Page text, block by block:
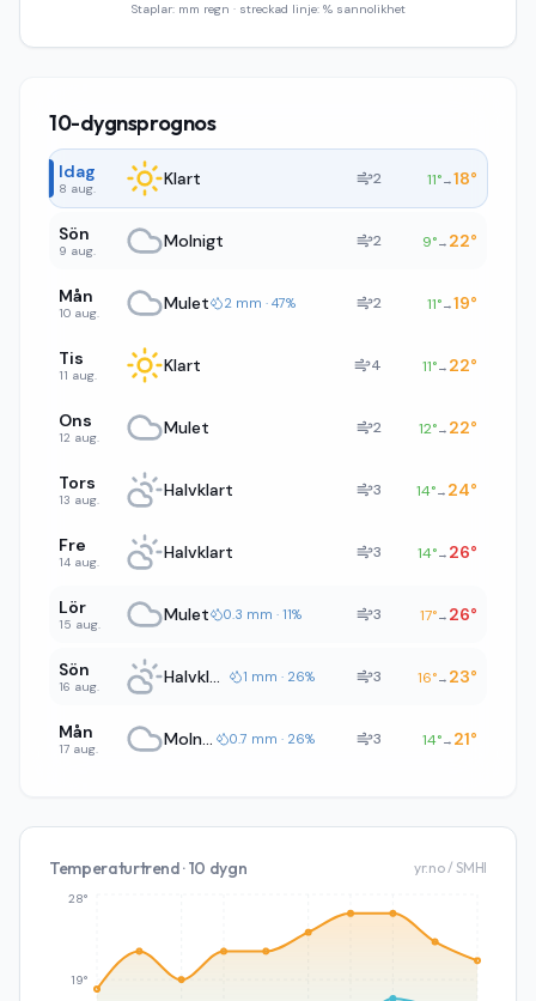
Staplar: mm regn · streckad linje: % sannolikhet
10-dygnsprognos
Idag
8 aug. Klart 2 11°→18°
Sön
9 aug. Molnigt 2 9°→ 22°
Mån
10 aug. Mulet 2 mm · 47% 2 11°→19°
Tis
11 aug. Klart 4 11°→ 22°
Ons
12 aug. Mulet 2 12°→ 22°
Tors
13 aug. Halvklart 3 14°→ 24°
Fre
14 aug. Halvklart 3 14°→ 26°
Lör
15 aug. Mulet 0.3 mm · 11% 3 17°→ 26°
Sön
16 aug. Halvklart 1 mm · 26% 3 16°→ 23°
Mån
17 aug. Molnigt 0.7 mm · 26% 3 14°→ 21°
Temperaturtrend · 10 dygn yr.no / SMHI
19°
28°